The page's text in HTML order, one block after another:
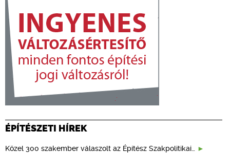
ÉPÍTÉSZETI HÍREK
Közel 300 szakember válaszolt az Építész Szakpolitikai…